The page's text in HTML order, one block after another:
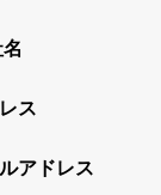
ス
アドレス